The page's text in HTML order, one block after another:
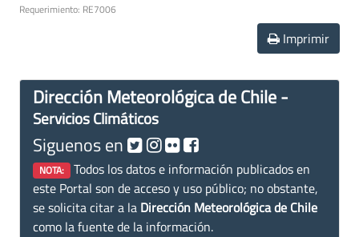
Requerimiento: RE7006
Imprimir
Dirección Meteorológica de Chile -
Servicios Climáticos
Siguenos en
NOTA: Todos los datos e información publicados en
este Portal son de acceso y uso público; no obstante,
se solicita citar a la Dirección Meteorológica de Chile
como la fuente de la información.